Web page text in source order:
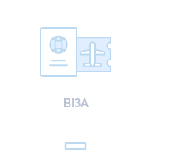
ВІЗА